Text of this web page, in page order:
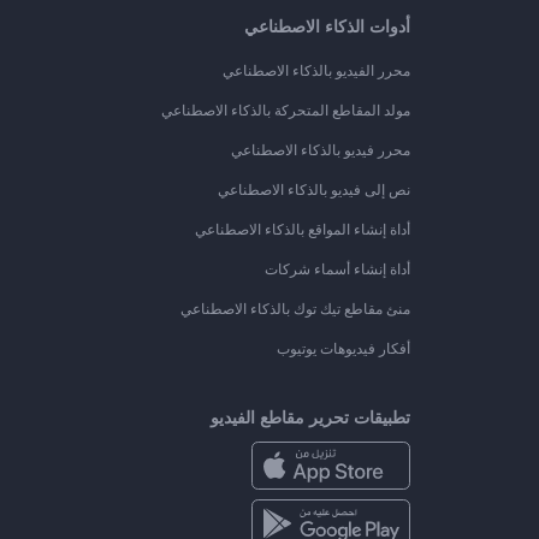
أدوات الذكاء الاصطناعي
محرر الفيديو بالذكاء الاصطناعي
مولد المقاطع المتحركة بالذكاء الاصطناعي
محرر فيديو بالذكاء الاصطناعي
نص إلى فيديو بالذكاء الاصطناعي
أداة إنشاء المواقع بالذكاء الاصطناعي
أداة إنشاء أسماء شركات
منئ مقاطع تيك توك بالذكاء الاصطناعي
أفكار فيديوهات يوتيوب
تطبيقات تحرير مقاطع الفيديو